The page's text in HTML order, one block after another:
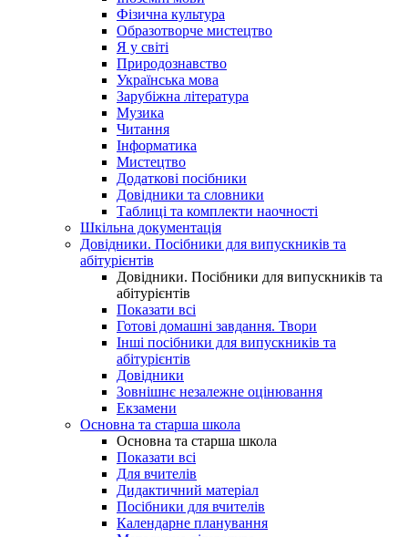
Фізична культура
Образотворче мистецтво
Я у світі
Природознавство
Українська мова
Зарубіжна література
Музика
Читання
Інформатика
Мистецтво
Додаткові посібники
Довідники та словники
Таблиці та комплекти наочності
Шкільна документація
Довідники. Посібники для випускників та
абітурієнтів
Довідники. Посібники для випускників та
абітурієнтів
Показати всі
Готові домашні завдання. Твори
Інші посібники для випускників та
абітурієнтів
Довідники
Зовнішнє незалежне оцінювання
Екзамени
Основна та старша школа
Основна та старша школа
Показати всі
Для вчителів
Дидактичний матеріал
Посібники для вчителів
Календарне планування